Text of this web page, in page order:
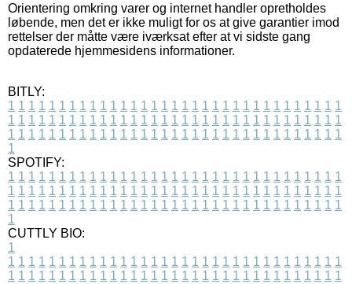
Orientering omkring varer og internet handler opretholdes
løbende, men det er ikke muligt for os at give garantier imod
rettelser der måtte være iværksat efter at vi sidste gang
opdaterede hjemmesidens informationer.
BITLY:
1 1 1 1 1 1 1 1 1 1 1 1 1 1 1 1 1 1 1 1 1 1 1 1 1 1 1 1 1 1 1 1 1
1 1 1 1 1 1 1 1 1 1 1 1 1 1 1 1 1 1 1 1 1 1 1 1 1 1 1 1 1 1 1 1 1
1 1 1 1 1 1 1 1 1 1 1 1 1 1 1 1 1 1 1 1 1 1 1 1 1 1 1 1 1 1 1 1 1
1
SPOTIFY:
1 1 1 1 1 1 1 1 1 1 1 1 1 1 1 1 1 1 1 1 1 1 1 1 1 1 1 1 1 1 1 1 1
1 1 1 1 1 1 1 1 1 1 1 1 1 1 1 1 1 1 1 1 1 1 1 1 1 1 1 1 1 1 1 1 1
1 1 1 1 1 1 1 1 1 1 1 1 1 1 1 1 1 1 1 1 1 1 1 1 1 1 1 1 1 1 1 1 1
1
CUTTLY BIO:
1
1 1 1 1 1 1 1 1 1 1 1 1 1 1 1 1 1 1 1 1 1 1 1 1 1 1 1 1 1 1 1 1 1
1 1 1 1 1 1 1 1 1 1 1 1 1 1 1 1 1 1 1 1 1 1 1 1 1 1 1 1 1 1 1 1 1